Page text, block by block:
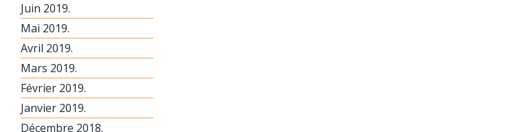
Juin 2019.
Mai 2019.
Avril 2019.
Mars 2019.
Février 2019.
Janvier 2019.
Décembre 2018.